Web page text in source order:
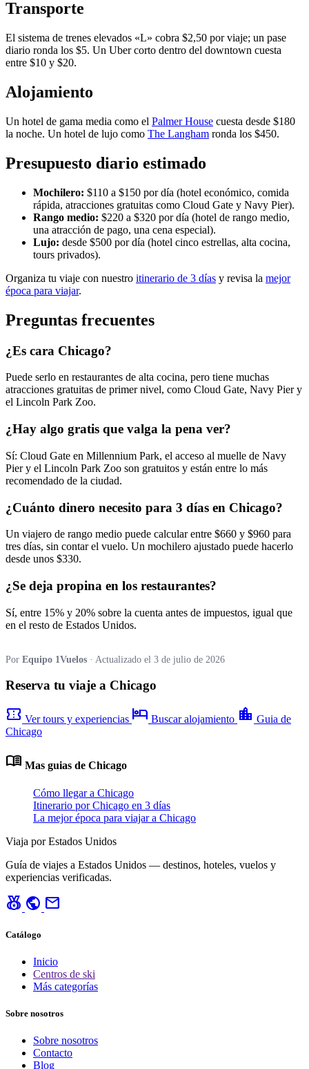
Transporte
El sistema de trenes elevados «L» cobra $2,50 por viaje; un pase
diario ronda los $5. Un Uber corto dentro del downtown cuesta
entre $10 y $20.
Alojamiento
Un hotel de gama media como el Palmer House cuesta desde $180
la noche. Un hotel de lujo como The Langham ronda los $450.
Presupuesto diario estimado
Mochilero: $110 a $150 por día (hotel económico, comida
rápida, atracciones gratuitas como Cloud Gate y Navy Pier).
Rango medio: $220 a $320 por día (hotel de rango medio,
una atracción de pago, una cena especial).
Lujo: desde $500 por día (hotel cinco estrellas, alta cocina,
tours privados).
Organiza tu viaje con nuestro itinerario de 3 días y revisa la mejor
época para viajar.
Preguntas frecuentes
¿Es cara Chicago?
Puede serlo en restaurantes de alta cocina, pero tiene muchas
atracciones gratuitas de primer nivel, como Cloud Gate, Navy Pier y
el Lincoln Park Zoo.
¿Hay algo gratis que valga la pena ver?
Sí: Cloud Gate en Millennium Park, el acceso al muelle de Navy
Pier y el Lincoln Park Zoo son gratuitos y están entre lo más
recomendado de la ciudad.
¿Cuánto dinero necesito para 3 días en Chicago?
Un viajero de rango medio puede calcular entre $660 y $960 para
tres días, sin contar el vuelo. Un mochilero ajustado puede hacerlo
desde unos $330.
¿Se deja propina en los restaurantes?
Sí, entre 15% y 20% sobre la cuenta antes de impuestos, igual que
en el resto de Estados Unidos.
Por Equipo 1Vuelos · Actualizado el 3 de julio de 2026
Reserva tu viaje a Chicago
confirmation_number Ver tours y experiencias hotel Buscar alojamiento location_city Guia de
Chicago
menu_book Mas guias de Chicago
Cómo llegar a Chicago
Itinerario por Chicago en 3 días
La mejor época para viajar a Chicago
Viaja por Estados Unidos
Guía de viajes a Estados Unidos — destinos, hoteles, vuelos y
experiencias verificadas.
social_leaderboard public mail
Catálogo
Inicio
Centros de ski
Más categorías
Sobre nosotros
Sobre nosotros
Contacto
Blog